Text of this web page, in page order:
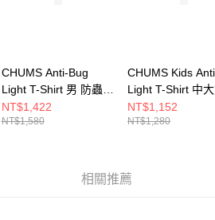
CHUMS Anti-Bug
Light T-Shirt 男 防蟲短
袖上衣 淺卡其綠
CH012717M126
NT$1,422
NT$1,580
CHUMS Kids
Light T-Shirt 中
蟲 中大童 短袖上
卡其綠
NT$1,152
NT$1,280
相關推薦